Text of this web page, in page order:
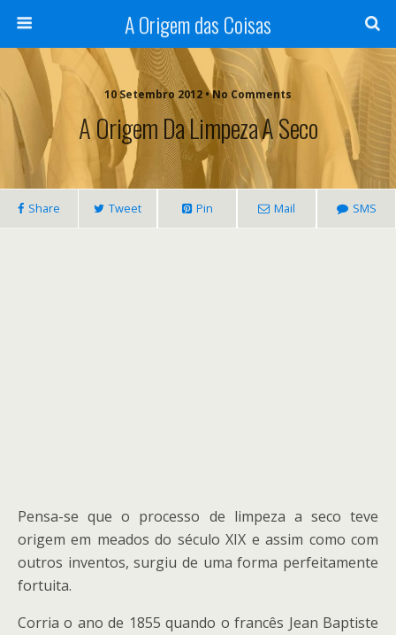
A Origem das Coisas
10 Setembro 2012 • No Comments
A Origem Da Limpeza A Seco
Share Tweet Pin Mail SMS
Pensa-se que o processo de limpeza a seco teve
origem em meados do século XIX e assim como com
outros inventos, surgiu de uma forma perfeitamente
fortuita.
Corria o ano de 1855 quando o francês Jean Baptiste